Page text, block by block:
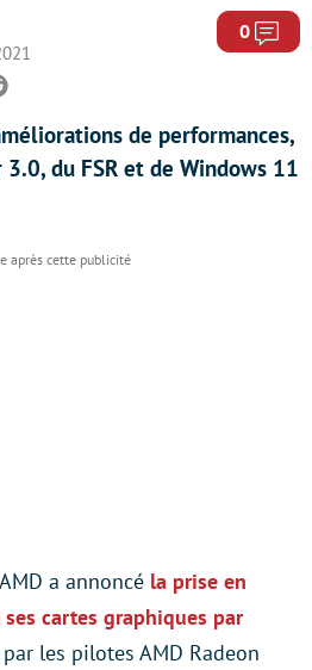
0
de performances,
du FSR et de Windows 11
a annoncé la prise en
cartes graphiques par
les pilotes AMD Radeon